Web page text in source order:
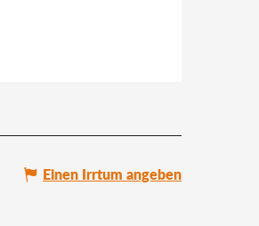
Einen Irrtum angeben